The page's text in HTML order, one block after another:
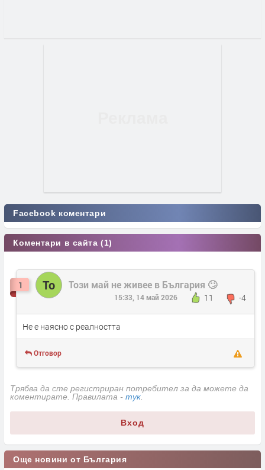
Facebook коментари
Коментари в сайта (1)
1 То Този май не живее в България 🙄
11 -4
15:33, 14 май 2026
Не е наясно с реалността
Отговор
Трябва да сте регистриран потребител за да можете да
коментирате. Правилата - тук.
Вход
Още новини от България